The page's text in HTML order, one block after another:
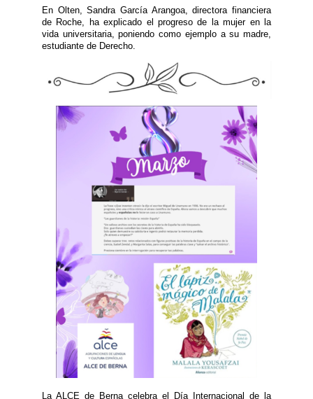
En Olten, Sandra García Arangoa, directora financiera
de Roche, ha explicado el progreso de la mujer en la
vida universitaria, poniendo como ejemplo a su madre,
estudiante de Derecho.
La ALCE de Berna celebra el Día Internacional de la